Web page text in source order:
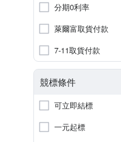
分期0利率
萊爾富取貨付款
7-11取貨付款
競標條件
可立即結標
一元起標